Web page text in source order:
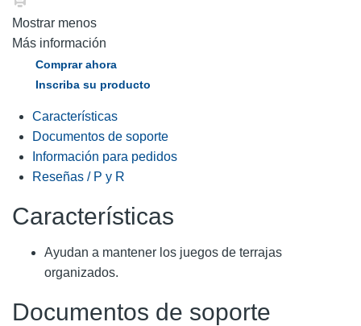
Mostrar menos
Más información
Comprar ahora
Inscriba su producto
Características
Documentos de soporte
Información para pedidos
Reseñas / P y R
Características
Ayudan a mantener los juegos de terrajas
organizados.
Documentos de soporte